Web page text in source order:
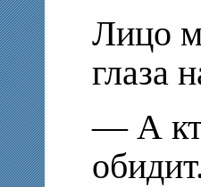
Лицо
глаза
— А